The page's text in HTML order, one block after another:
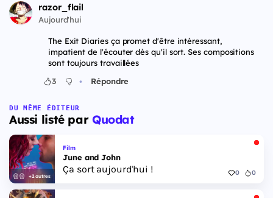
razor_flail
Aujourd'hui
The Exit Diaries ça promet d'être intéressant,
impatient de l'écouter dès qu'il sort. Ses compositions
sont toujours travaillées
3
• Répondre
DU MÊME ÉDITEUR
Aussi listé par Quodat
+2 autres
Film
June and John
Ça sort aujourd'hui ! 0 0